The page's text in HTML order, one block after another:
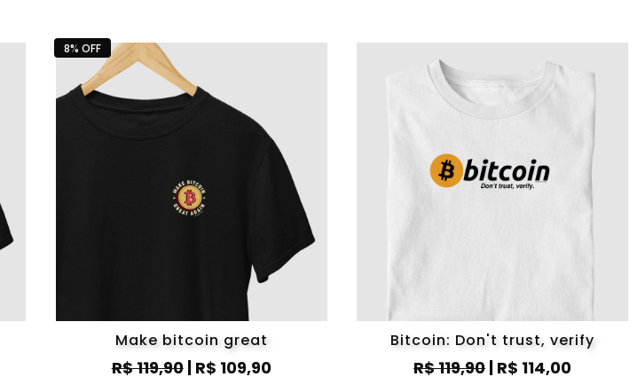
Make bitcoin great
R$ 119,90| R$ 109,90
8% OFF
Bitcoin: Don't trust, verify
R$ 119,90| R$ 114,00